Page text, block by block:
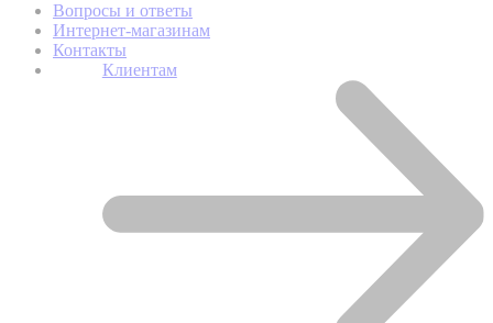
Вопросы и ответы
Интернет-магазинам
Контакты
Клиентам